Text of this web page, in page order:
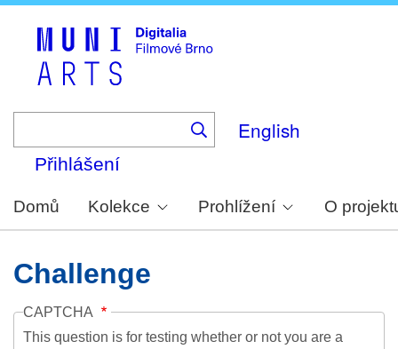
English
Přihlášení
Domů Kolekce Prohlížení O
Challenge
CAPTCHA
This question is for testing whether or not you are a